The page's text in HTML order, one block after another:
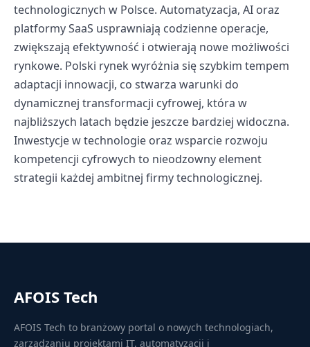
technologicznych w Polsce. Automatyzacja, AI oraz
platformy SaaS usprawniają codzienne operacje,
zwiększają efektywność i otwierają nowe możliwości
rynkowe. Polski rynek wyróżnia się szybkim tempem
adaptacji innowacji, co stwarza warunki do
dynamicznej transformacji cyfrowej, która w
najbliższych latach będzie jeszcze bardziej widoczna.
Inwestycje w technologie oraz wsparcie rozwoju
kompetencji cyfrowych to nieodzowny element
strategii każdej ambitnej firmy technologicznej.
AFOIS Tech
AFOIS Tech to branżowy portal o nowych technologiach,
zarządzaniu projektami IT, automatyzacji i